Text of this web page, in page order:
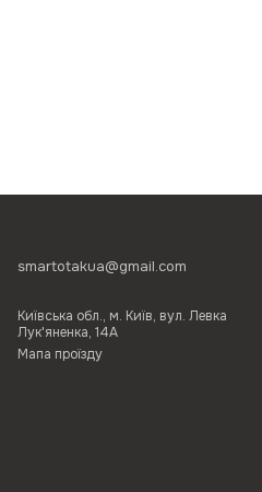
smartotakua@gmail.com
Київська обл., м. Київ, вул. Левка
Лук'яненка, 14А
Мапа проїзду